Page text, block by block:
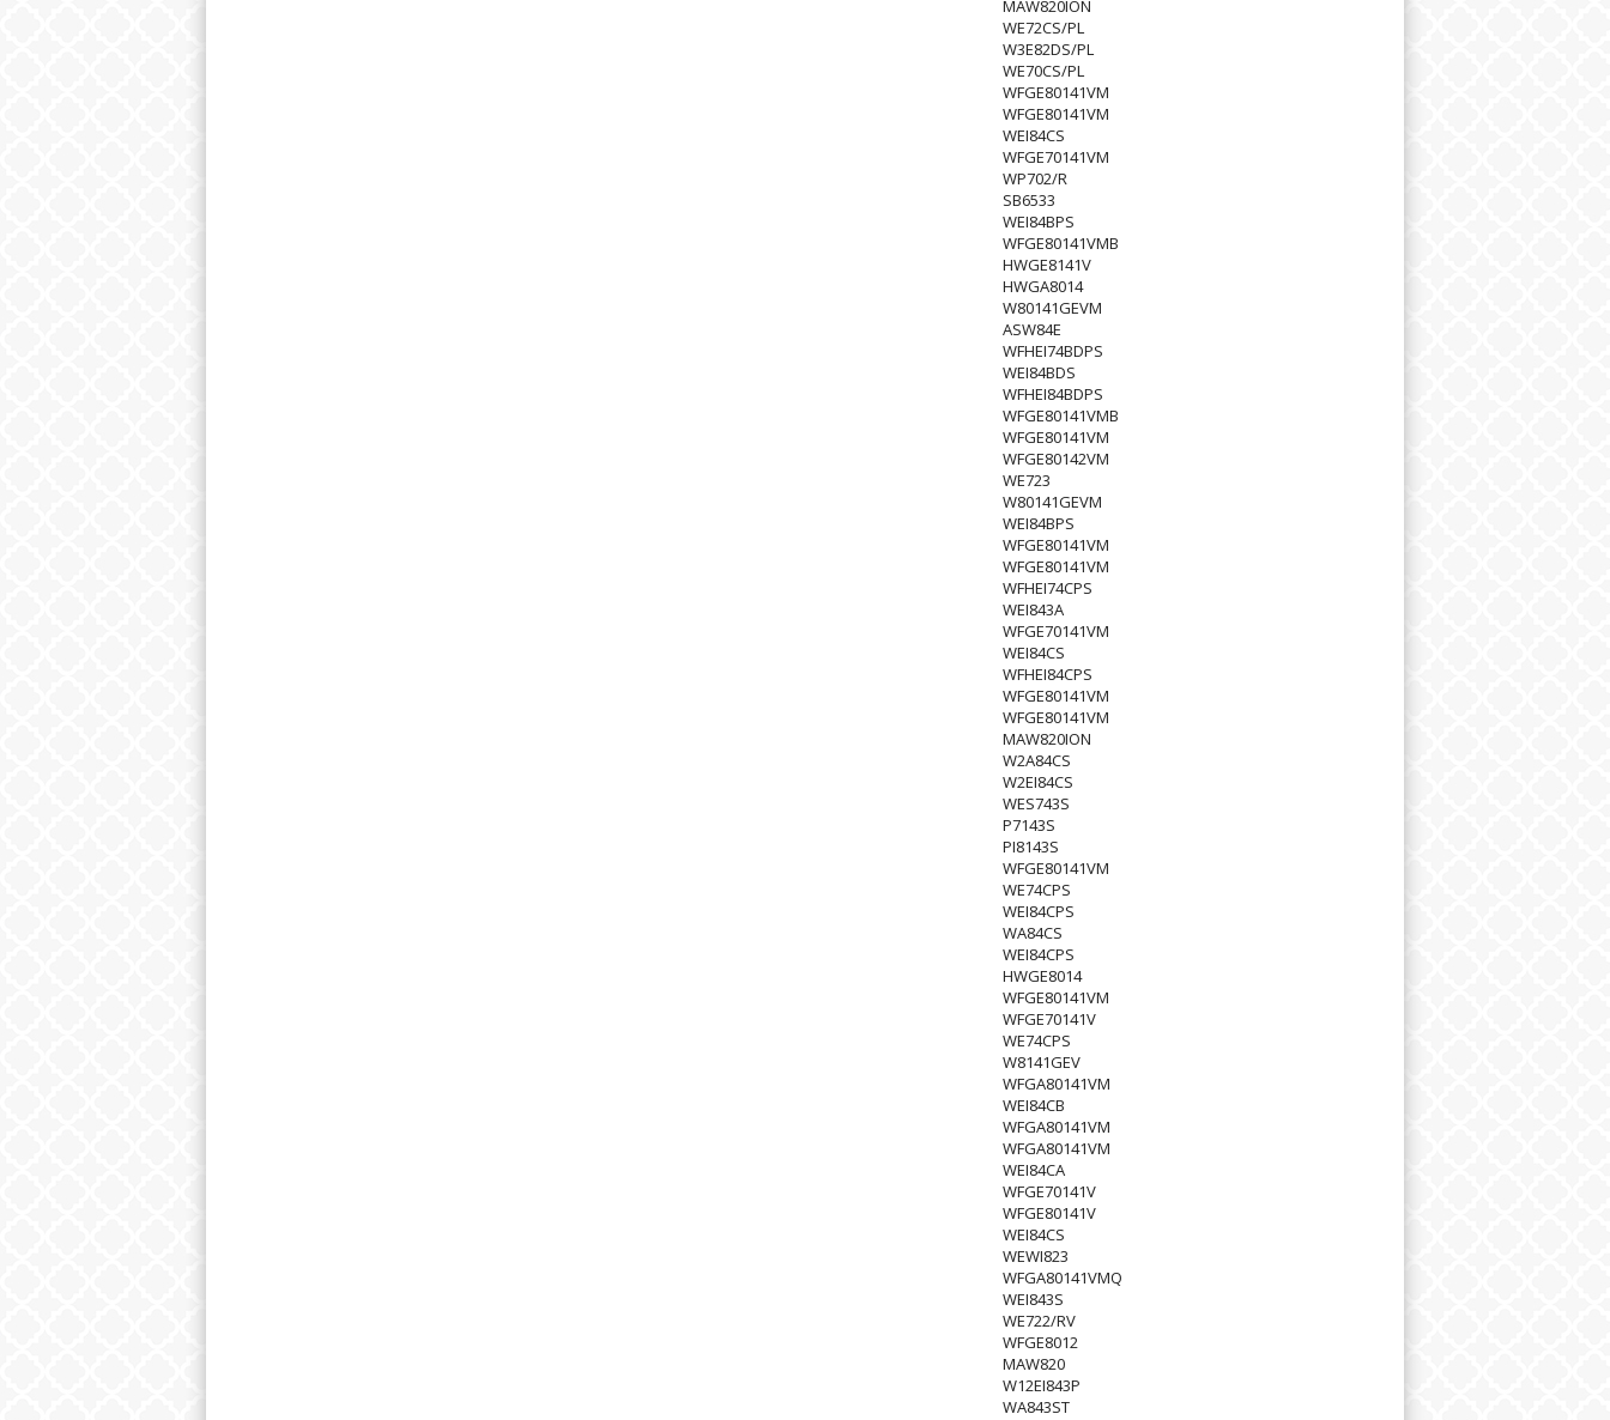
MAW820ION
WE72CS/PL
W3E82DS/PL
WE70CS/PL
WFGE80141VM
WFGE80141VM
WEI84CS
WFGE70141VM
WP702/R
SB6533
WEI84BPS
WFGE80141VMB
HWGE8141V
HWGA8014
W80141GEVM
ASW84E
WFHEI74BDPS
WEI84BDS
WFHEI84BDPS
WFGE80141VMB
WFGE80141VM
WFGE80142VM
WE723
W80141GEVM
WEI84BPS
WFGE80141VM
WFGE80141VM
WFHEI74CPS
WEI843A
WFGE70141VM
WEI84CS
WFHEI84CPS
WFGE80141VM
WFGE80141VM
MAW820ION
W2A84CS
W2EI84CS
WES743S
P7143S
PI8143S
WFGE80141VM
WE74CPS
WEI84CPS
WA84CS
WEI84CPS
HWGE8014
WFGE80141VM
WFGE70141V
WE74CPS
W8141GEV
WFGA80141VM
WEI84CB
WFGA80141VM
WFGA80141VM
WEI84CA
WFGE70141V
WFGE80141V
WEI84CS
WEWI823
WFGA80141VMQ
WEI843S
WE722/RV
WFGE8012
MAW820
W12EI843P
WA843ST